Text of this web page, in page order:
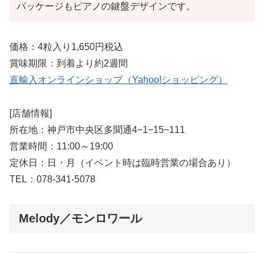
パッケージもピアノの鍵盤デザインです。
価格：4粒入り1,650円税込
賞味期限：到着より約2週間
直輸入オンラインショップ（Yahoo!ショッピング）
[店舗情報]
所在地：神戸市中央区多聞通4−1−15−111
営業時間：11:00～19:00
定休日：日・月（イベント時は臨時営業の場合あり）
TEL：078-341-5078
Melody／モンロワール